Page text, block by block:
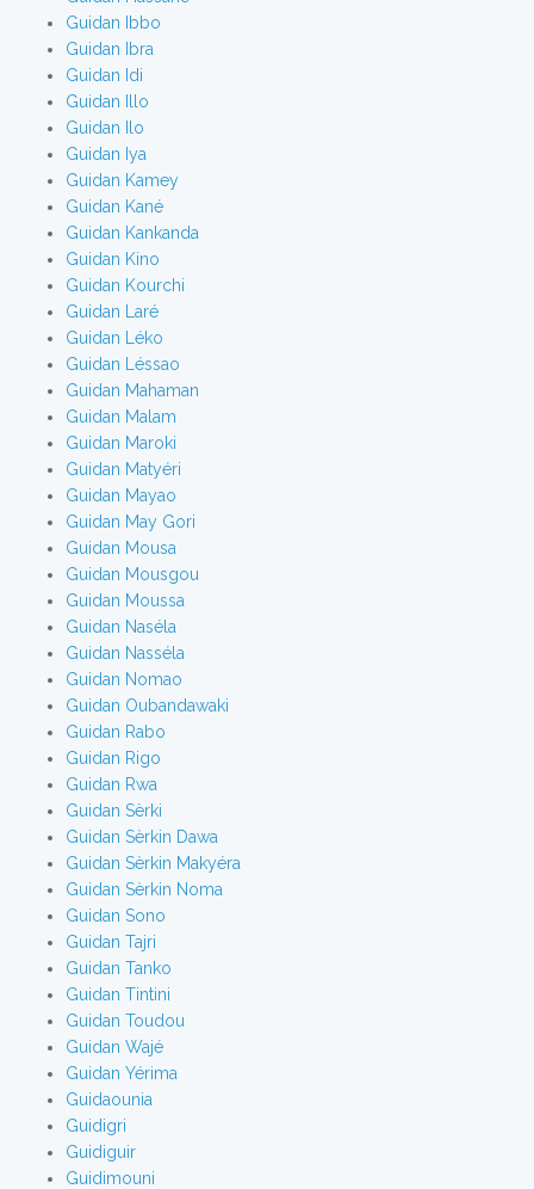
Guidan Ibbo
Guidan Ibra
Guidan Idi
Guidan Illo
Guidan Ilo
Guidan Iya
Guidan Kamey
Guidan Kané
Guidan Kankanda
Guidan Kino
Guidan Kourchi
Guidan Laré
Guidan Léko
Guidan Léssao
Guidan Mahaman
Guidan Malam
Guidan Maroki
Guidan Matyéri
Guidan Mayao
Guidan May Gori
Guidan Mousa
Guidan Mousgou
Guidan Moussa
Guidan Naséla
Guidan Nasséla
Guidan Nomao
Guidan Oubandawaki
Guidan Rabo
Guidan Rigo
Guidan Rwa
Guidan Sèrki
Guidan Sèrkin Dawa
Guidan Sèrkin Makyéra
Guidan Sèrkin Noma
Guidan Sono
Guidan Tajri
Guidan Tanko
Guidan Tintini
Guidan Toudou
Guidan Wajé
Guidan Yérima
Guidaounia
Guidigri
Guidiguir
Guidimouni